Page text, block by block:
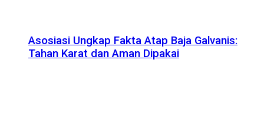
Asosiasi Ungkap Fakta Atap Baja Galvanis:
Tahan Karat dan Aman Dipakai